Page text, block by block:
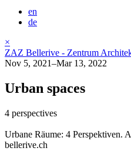
en
de
×
ZAZ Bellerive - Zentrum
Nov 5, 2021–Mar 13, 2022
Urban spaces
4 perspectives
Urbane Räume: 4 Perspektiven.
bellerive.ch